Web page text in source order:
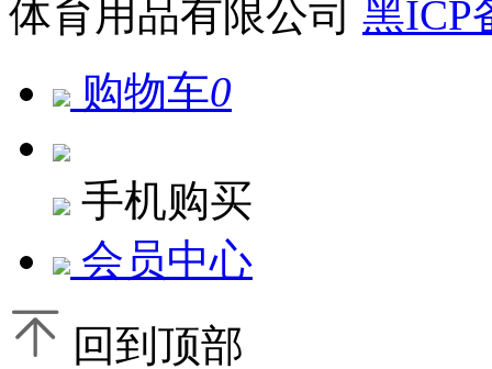
体育用品有限公司 黑ICP
购物车0
手机购买
会员中心
回到顶部